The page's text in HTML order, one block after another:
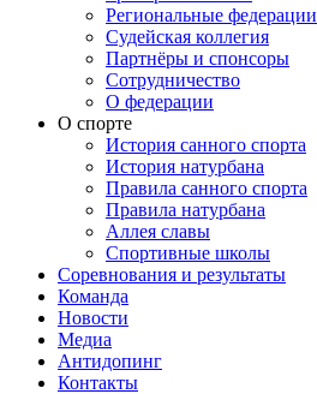
Региональные федерации
Судейская коллегия
Партнёры и спонсоры
Сотрудничество
О федерации
О спорте
История санного спорта
История натурбана
Правила санного спорта
Правила натурбана
Аллея славы
Спортивные школы
Соревнования и результаты
Команда
Новости
Медиа
Антидопинг
Контакты